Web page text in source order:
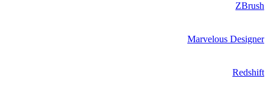
ZBrush
Marvelous Designer
Redshift